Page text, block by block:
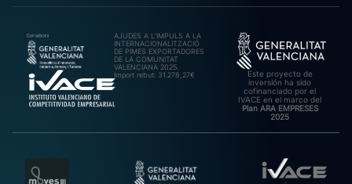
AJUDES A L’IMPULS A LA
INTERNACIONALITZACIÓ
DE PIMES EXPORTADORES
DE LA COMUNITAT
VALENCIANA 2025.
Import rebut: 31.278,27€
Este proyecto de
inversión ha sido
cofinanciado por el
IVACE en el marco del
Plan ARA EMPRESES
2025